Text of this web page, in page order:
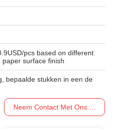
based on different
paper surface finish
bepaalde stukken in een de
Neem Contact Met Ons Op